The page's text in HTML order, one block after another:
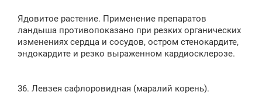
Ядовитое растение. Применение препаратов
ландыша противопоказано при резких органических
изменениях сердца и сосудов, остром стенокардите,
эндокардите и резко выраженном кардиосклерозе.
36. Левзея сафлоровидная (маралий корень).